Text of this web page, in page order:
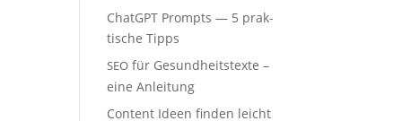
ChatGPT Prompts — 5 prak­
ti­sche Tipps
SEO für Gesund­heits­tex­te –
eine Anleitung
Con­tent Ideen fin­den leicht